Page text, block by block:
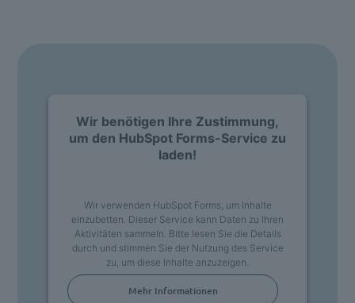
Wir benötigen Ihre Zustimmung,
um den HubSpot Forms-Service zu
laden!
Wir verwenden HubSpot Forms, um Inhalte
einzubetten. Dieser Service kann Daten zu Ihren
Aktivitäten sammeln. Bitte lesen Sie die Details
durch und stimmen Sie der Nutzung des Service
zu, um diese Inhalte anzuzeigen.
Mehr Informationen